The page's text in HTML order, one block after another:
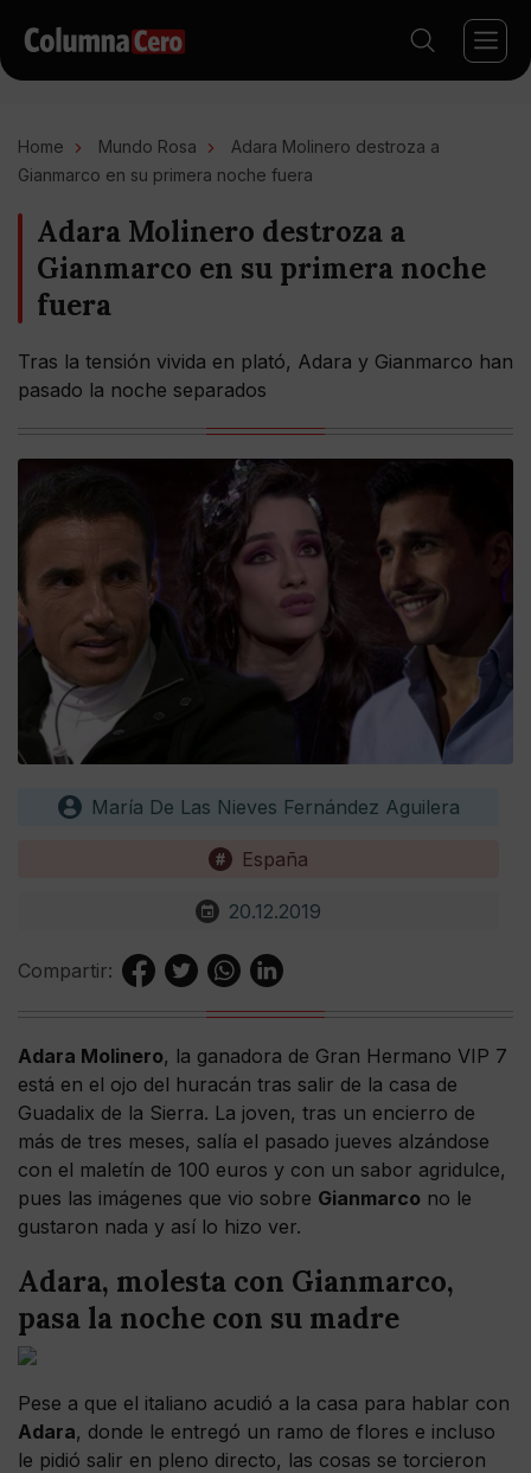
Home Mundo Rosa
Adara Molinero destroza a
Gianmarco en su primera noche fuera
Adara Molinero destroza a
Gianmarco en su primera noche
fuera
Tras la tensión vivida en plató, Adara y Gianmarco han
pasado la noche separados
María De Las Nieves Fernández Aguilera
España
20.12.2019
Compartir:
Adara Molinero, la ganadora de Gran Hermano VIP 7
está en el ojo del huracán tras salir de la casa de
Guadalix de la Sierra. La joven, tras un encierro de
más de tres meses, salía el pasado jueves alzándose
con el maletín de 100 euros y con un sabor agridulce,
pues las imágenes que vio sobre Gianmarco no le
gustaron nada y así lo hizo ver.
Adara, molesta con Gianmarco,
pasa la noche con su madre
Pese a que el italiano acudió a la casa para hablar con
Adara, donde le entregó un ramo de flores e incluso
le pidió salir en pleno directo, las cosas se torcieron